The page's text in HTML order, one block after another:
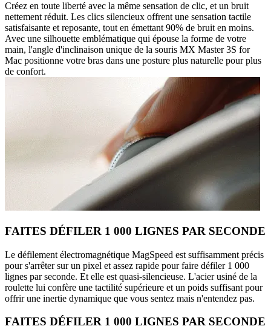
Créez en toute liberté avec la même sensation de clic, et un bruit
nettement réduit. Les clics silencieux offrent une sensation tactile
satisfaisante et reposante, tout en émettant 90% de bruit en moins.
Avec une silhouette emblématique qui épouse la forme de votre
main, l'angle d'inclinaison unique de la souris MX Master 3S for
Mac positionne votre bras dans une posture plus naturelle pour plus
de confort.
FAITES DÉFILER 1 000 LIGNES PAR SECONDE
Le défilement électromagnétique MagSpeed est suffisamment précis
pour s'arrêter sur un pixel et assez rapide pour faire défiler 1 000
lignes par seconde. Et elle est quasi-silencieuse. L'acier usiné de la
roulette lui confère une tactilité supérieure et un poids suffisant pour
offrir une inertie dynamique que vous sentez mais n'entendez pas.
FAITES DÉFILER 1 000 LIGNES PAR SECONDE